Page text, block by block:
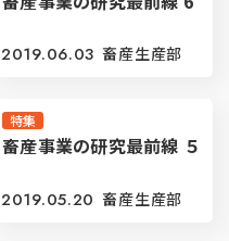
2019.06.03 畜産生産部
特集
畜産事業の研究最前線 ５
2019.05.20 畜産生産部